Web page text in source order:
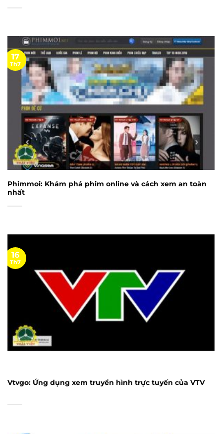
Phimmoi: Khám phá phim online và cách xem an toàn
nhất
17
Th7
Vtvgo: Ứng dụng xem truyền hình trực tuyến của VTV
16
Th7